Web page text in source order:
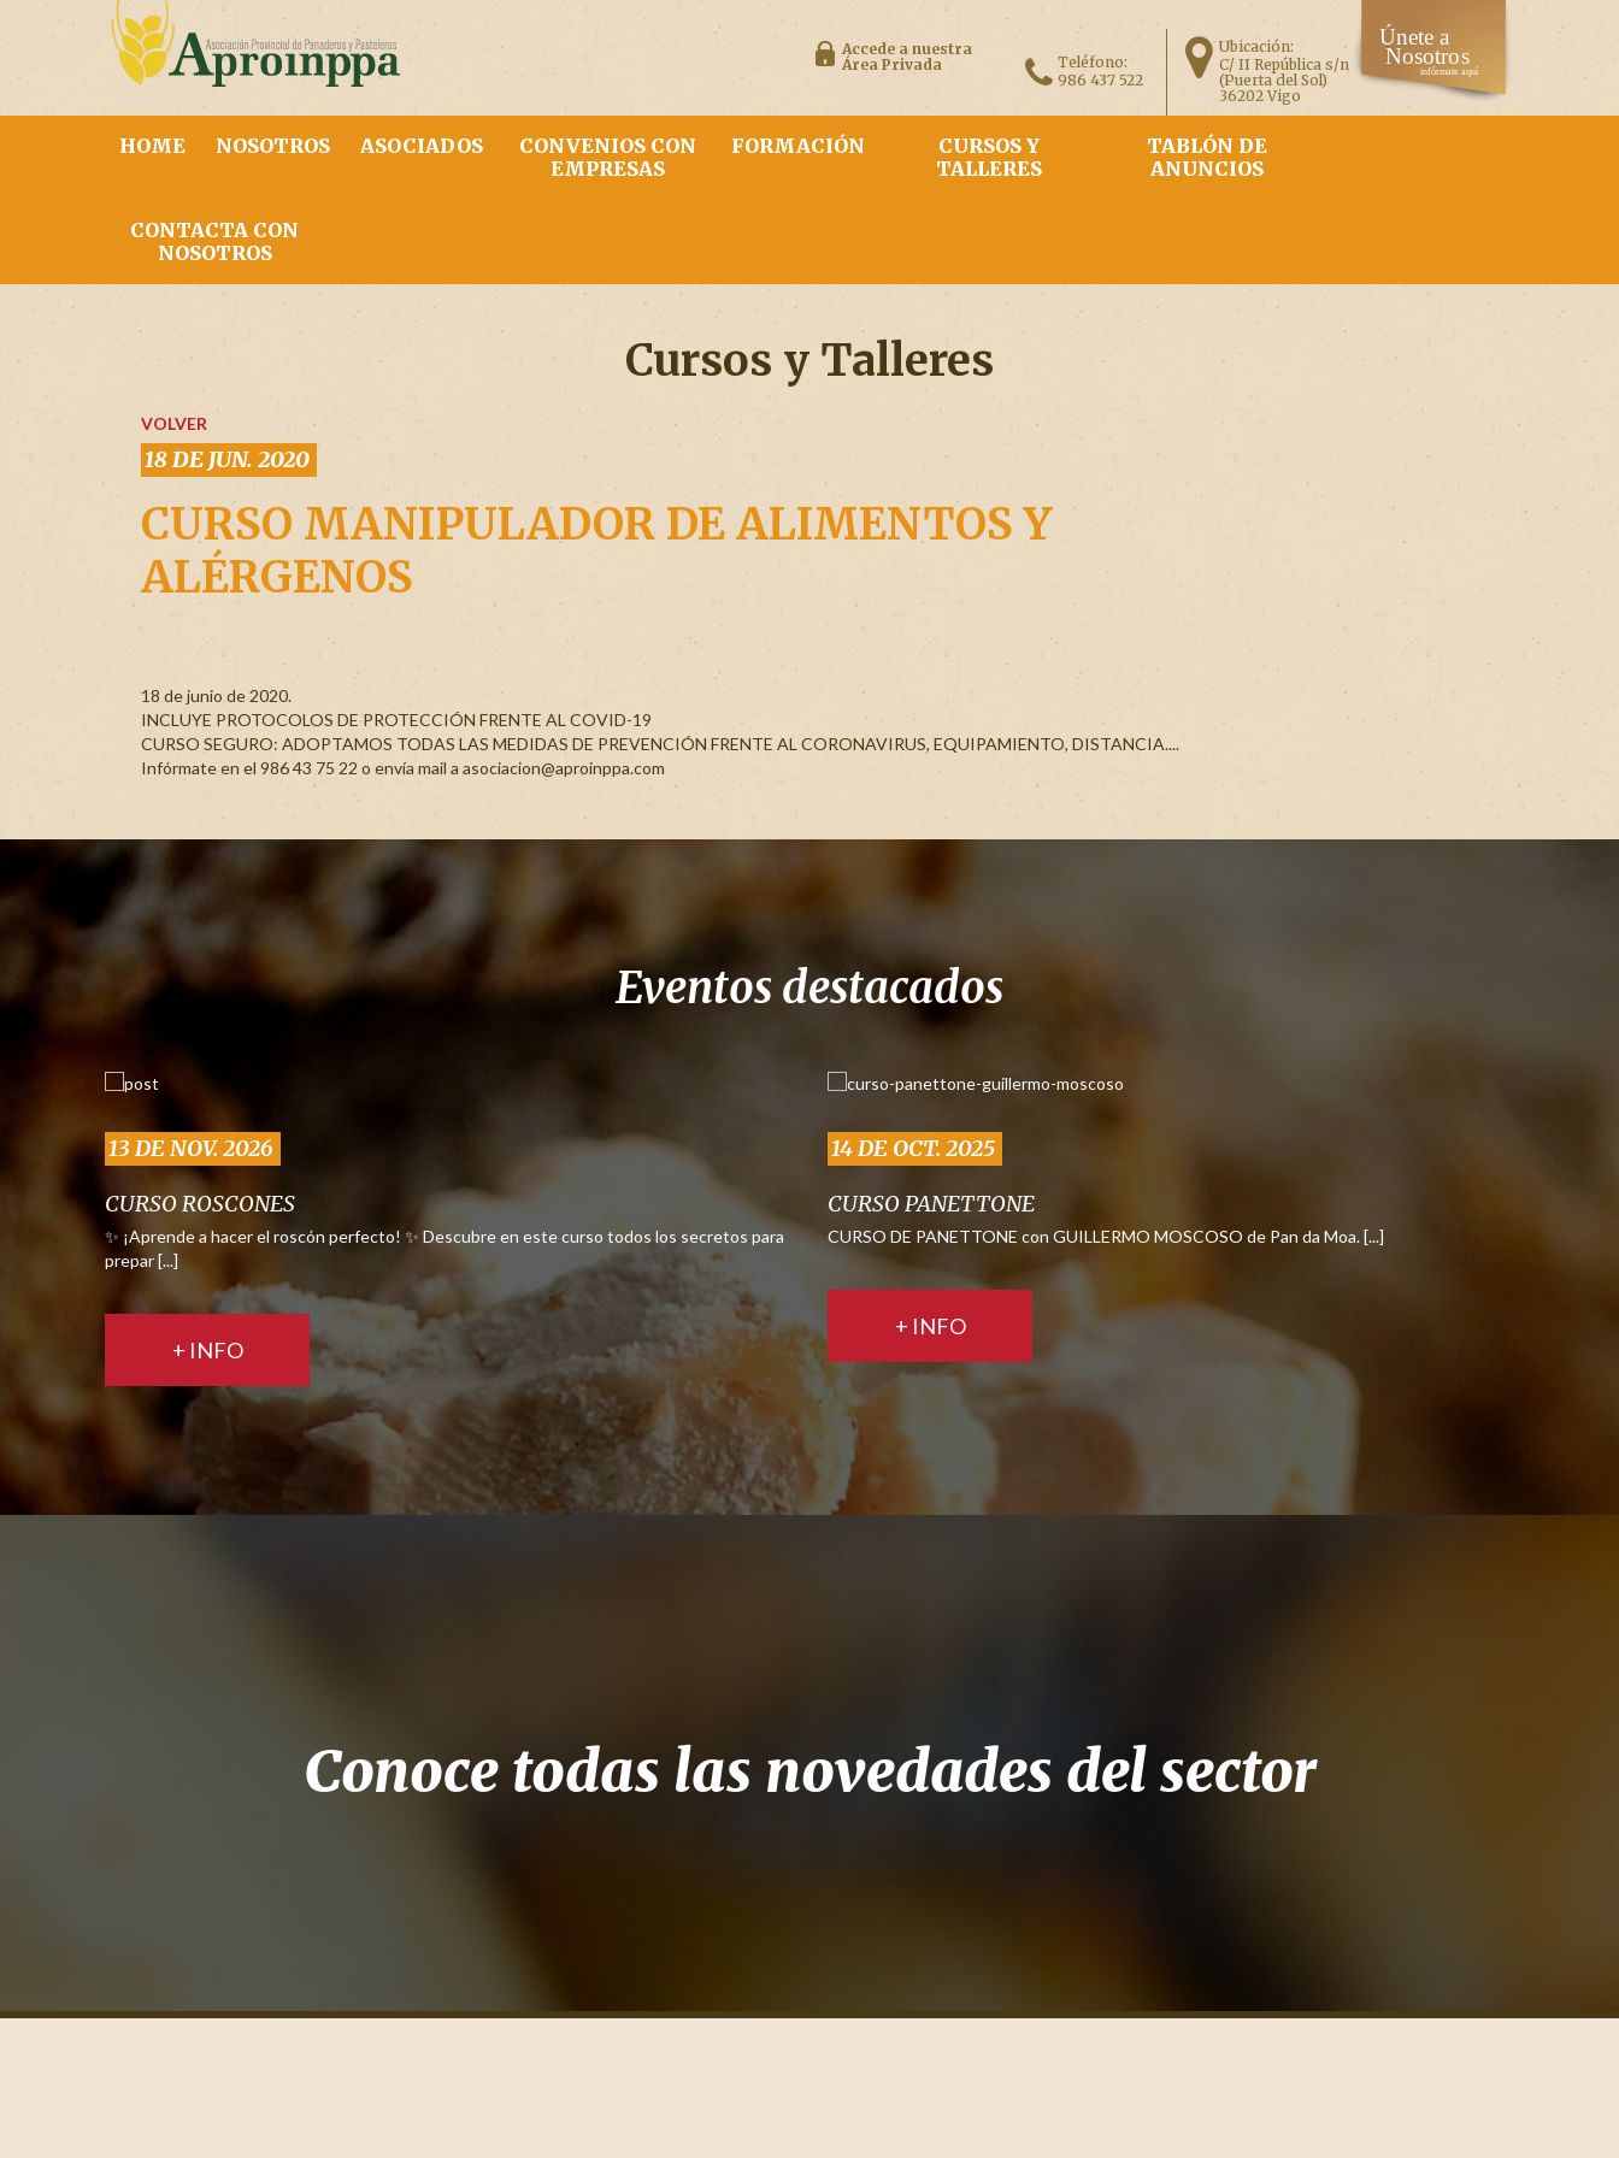
Accede a nuestra
Área Privada
Teléfono:
986 437 522
Ubicación:
C/ II República s/n
(Puerta del Sol)
36202 Vigo
HOME NOSOTROS ASOCIADOS
CONVENIOS CON
EMPRESAS
FORMACIÓN
CURSOS Y
TALLERES
TABLÓN DE
ANUNCIOS
CONTACTA CON
NOSOTROS
Cursos y Talleres
VOLVER
18 DE JUN. 2020
CURSO MANIPULADOR DE ALIMENTOS Y
ALÉRGENOS
18 de junio de 2020.
INCLUYE PROTOCOLOS DE PROTECCIÓN FRENTE AL COVID-19
CURSO SEGURO: ADOPTAMOS TODAS LAS MEDIDAS DE PREVENCIÓN FRENTE AL CORONAVIRUS, EQUIPAMIENTO, DISTANCIA....
Infórmate en el 986 43 75 22 o envía mail a asociacion@aproinppa.com
Eventos destacados
13 DE NOV. 2026
CURSO ROSCONES
✨ ¡Aprende a hacer el roscón perfecto! ✨ Descubre en este curso todos los secretos para
prepar [...]
+ INFO
14 DE OCT. 2025
CURSO PANETTONE
CURSO DE PANETTONE con GUILLERMO MOSCOSO de Pan da Moa. [...]
+ INFO
Conoce todas las novedades del sector